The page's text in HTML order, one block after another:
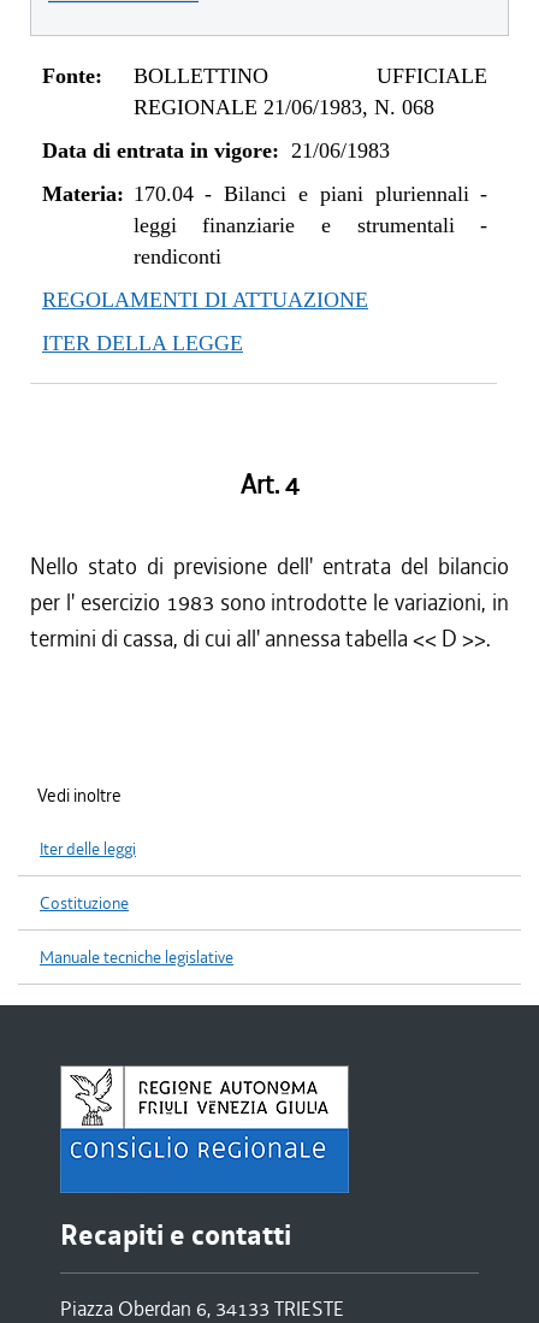
Fonte:
BOLLETTINO UFFICIALE
REGIONALE 21/06/1983, N. 068
Data di entrata in vigore: 21/06/1983
Materia: 170.04-Bilanci e piani pluriennali -
leggi finanziarie e strumentali -
rendiconti
REGOLAMENTI DI ATTUAZIONE
ITER DELLA LEGGE
Art. 4
Nello stato di previsione dell' entrata del bilancio
per l' esercizio 1983 sono introdotte le variazioni, in
termini di cassa, di cui all' annessa tabella << D >>.
Vedi inoltre
Iter delle leggi
Costituzione
Manuale tecniche legislative
Recapiti e contatti
Piazza Oberdan 6, 34133 TRIESTE